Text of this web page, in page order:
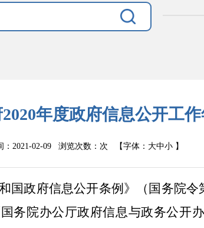
年度政府信息公开工
：2021-02-09 浏览次数： 次 【字体： 大中小 】
国政府信息公开条例》（国务院令
务院办公厅政府信息与政务公开